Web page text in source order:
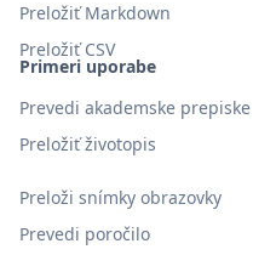
Primeri uporabe
Prevedi akademske prepiske
Preložiť životopis
Preloži snímky obrazovky
Prevedi poročilo
Preložiť Markdown
Preložiť CSV